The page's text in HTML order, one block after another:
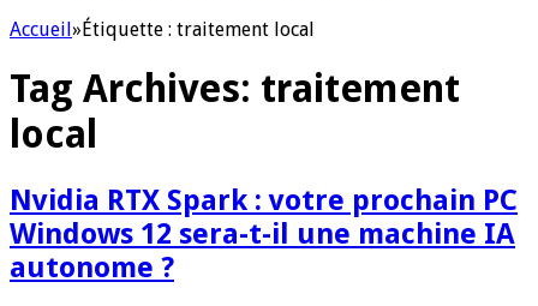
Accueil»Étiquette : traitement local
Tag Archives: traitement
local
Nvidia RTX Spark : votre prochain PC
Windows 12 sera-t-il une machine IA
autonome ?